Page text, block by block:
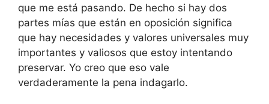
que me está pasando. De hecho si hay dos
partes mías que están en oposición significa
que hay necesidades y valores universales muy
importantes y valiosos que estoy intentando
preservar. Yo creo que eso vale
verdaderamente la pena indagarlo.